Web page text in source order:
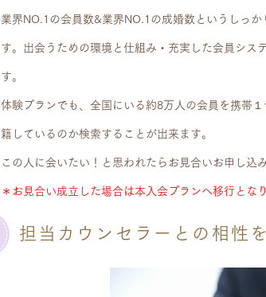
業界NO.1の会員数&業界NO.1の成婚数というしっ
す。出会うための環境と仕組み・充実した会員シス
す。
体験プランでも、全国にいる約8万人の会員を携帯
籍しているのか検索することが出来ます。
この人に会いたい！と思われたらお見合いお申し込
＊お見合い成立した場合は本入会プランへ移行となり
担当カウンセラーとの相性